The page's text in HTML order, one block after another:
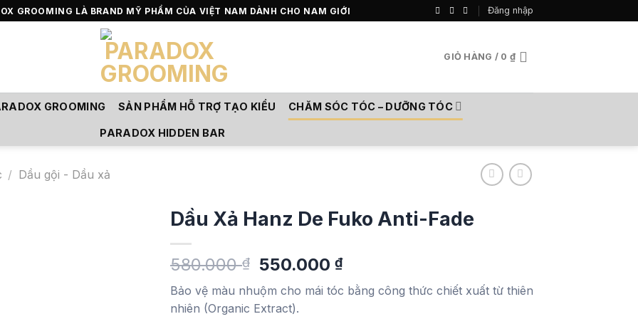
GROOMING LÀ BRAND MỸ PHẨM CỦA VIỆT NAM DÀNH CHO NAM GIỚI Đăng nhập
GIỎ HÀNG / 0 ₫
GROOMING SẢN PHẨM HỖ TRỢ TẠO KIỂU CHĂM SÓC TÓC – DƯỠNG TÓC
PARADOX HIDDEN BAR
/ Dầu gội - Dầu xả
Dầu Xả Hanz De Fuko Anti-Fade
580.000₫
Giá
gốc
là:
550.000₫Giá
hiện
tại
Bảo vệ màu nhuộm cho mái tóc bằng công thức chiết xuất từ thiên
nhiên (Organic Extract).